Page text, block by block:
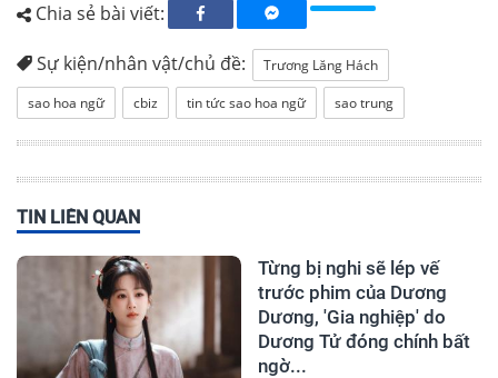
Chia sẻ bài viết:
Sự kiện/nhân vật/chủ đề:
Trương Lăng Hách
sao hoa ngữ
cbiz tin tức sao hoa ngữ sao trung
TIN LIÊN QUAN
Từng bị nghi sẽ lép vế
trước phim của Dương
Dương, 'Gia nghiệp' do
Dương Tử đóng chính bất
ngờ...